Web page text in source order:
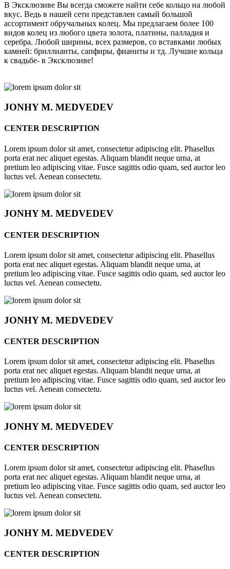
В Эксклюзиве Вы всегда сможете найти себе кольцо на любой
вкус. Ведь в нашей сети представлен самый большой
ассортимент обручальных колец. Мы предлагаем более 100
видов колец из любого цвета золота, платины, палладия и
серебра. Любой ширины, всех размеров, со вставками любых
камней: бриллианты, сапфиры, фианиты и тд. Лучшие кольца
к свадьбе- в Эксклюзиве!
JONHYM. MEDVEDEV
CENTER DESCRIPTION
Lorem ipsum dolor sit amet, consectetur adipiscing elit. Phasellus
porta erat nec aliquet egestas. Aliquam blandit neque urna, at
pretium leo adipiscing vitae. Fusce sagittis odio quam, sed auctor leo
luctus vel. Aenean consectetu.
JONHYM. MEDVEDEV
CENTER DESCRIPTION
Lorem ipsum dolor sit amet, consectetur adipiscing elit. Phasellus
porta erat nec aliquet egestas. Aliquam blandit neque urna, at
pretium leo adipiscing vitae. Fusce sagittis odio quam, sed auctor leo
luctus vel. Aenean consectetu.
JONHYM. MEDVEDEV
CENTER DESCRIPTION
Lorem ipsum dolor sit amet, consectetur adipiscing elit. Phasellus
porta erat nec aliquet egestas. Aliquam blandit neque urna, at
pretium leo adipiscing vitae. Fusce sagittis odio quam, sed auctor leo
luctus vel. Aenean consectetu.
JONHYM. MEDVEDEV
CENTER DESCRIPTION
Lorem ipsum dolor sit amet, consectetur adipiscing elit. Phasellus
porta erat nec aliquet egestas. Aliquam blandit neque urna, at
pretium leo adipiscing vitae. Fusce sagittis odio quam, sed auctor leo
luctus vel. Aenean consectetu.
JONHYM. MEDVEDEV
CENTER DESCRIPTION